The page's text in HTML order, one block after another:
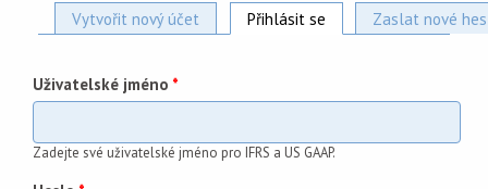
Hlavní záložky
Vytvořit nový účet Přihlásit se (aktivní záložka)
Zaslat nové
Uživatelské jméno *
Zadejte své uživatelské jméno pro IFRS a US GAAP.